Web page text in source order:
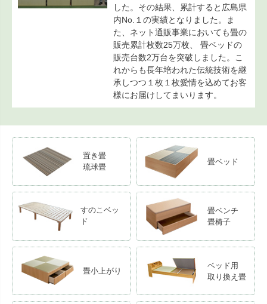
した。その結果、累計すると広島県
内No.１の実績となりました。ま
た、ネット通販事業においても畳の
販売累計枚数25万枚、 畳ベッドの
販売台数2万台を突破しました。こ
れからも長年培われた伝統技術を継
承しつつ１枚１枚愛情を込めてお客
様にお届けしてまいります。
置き畳
琉球畳
畳ベッド
すのこベッ
ド
畳ベンチ
畳椅子
畳小上がり
ベッド用
取り換え畳